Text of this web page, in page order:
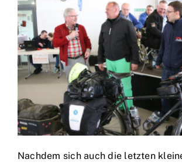
Nachdem sich auch die letzten